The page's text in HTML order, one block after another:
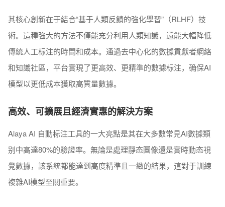
其核心創新在于結合“基于人類反饋的強化學習”（RLHF）技
術。這種強大的方法不僅能充分利用人類知識，還能大幅降低
傳統人工标注的時間和成本。通過去中心化的數據貢獻者網絡
和知識社區，平台實現了更高效、更精準的數據标注，确保AI
模型以更低成本獲取高質量數據。
高效、可擴展且經濟實惠的解決方案
Alaya AI 自動标注工具的一大亮點是其在大多數常見AI數據類
别中高達80%的驗證率。無論是處理靜态圖像還是實時動态視
覺數據，該系統都能達到高度精準且一緻的結果，這對于訓練
複雜AI模型至關重要。